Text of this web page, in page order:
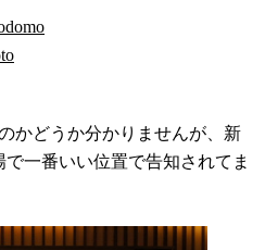
かどうか分かりませんが、新
一番いい位置で告知されてま